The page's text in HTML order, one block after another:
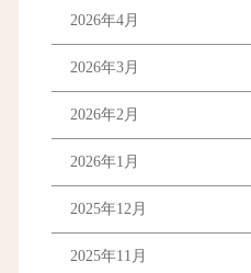
2026年4月
2026年3月
2026年2月
2026年1月
2025年12月
2025年11月